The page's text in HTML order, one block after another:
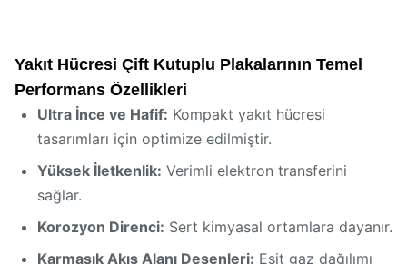
Yakıt Hücresi Çift Kutuplu Plakalarının Temel
Performans Özellikleri
Ultra İnce ve Hafif: Kompakt yakıt hücresi
tasarımları için optimize edilmiştir.
Yüksek İletkenlik: Verimli elektron transferini
sağlar.
Korozyon Direnci: Sert kimyasal ortamlara dayanır.
Karmaşık Akış Alanı Desenleri: Eşit gaz dağılımı